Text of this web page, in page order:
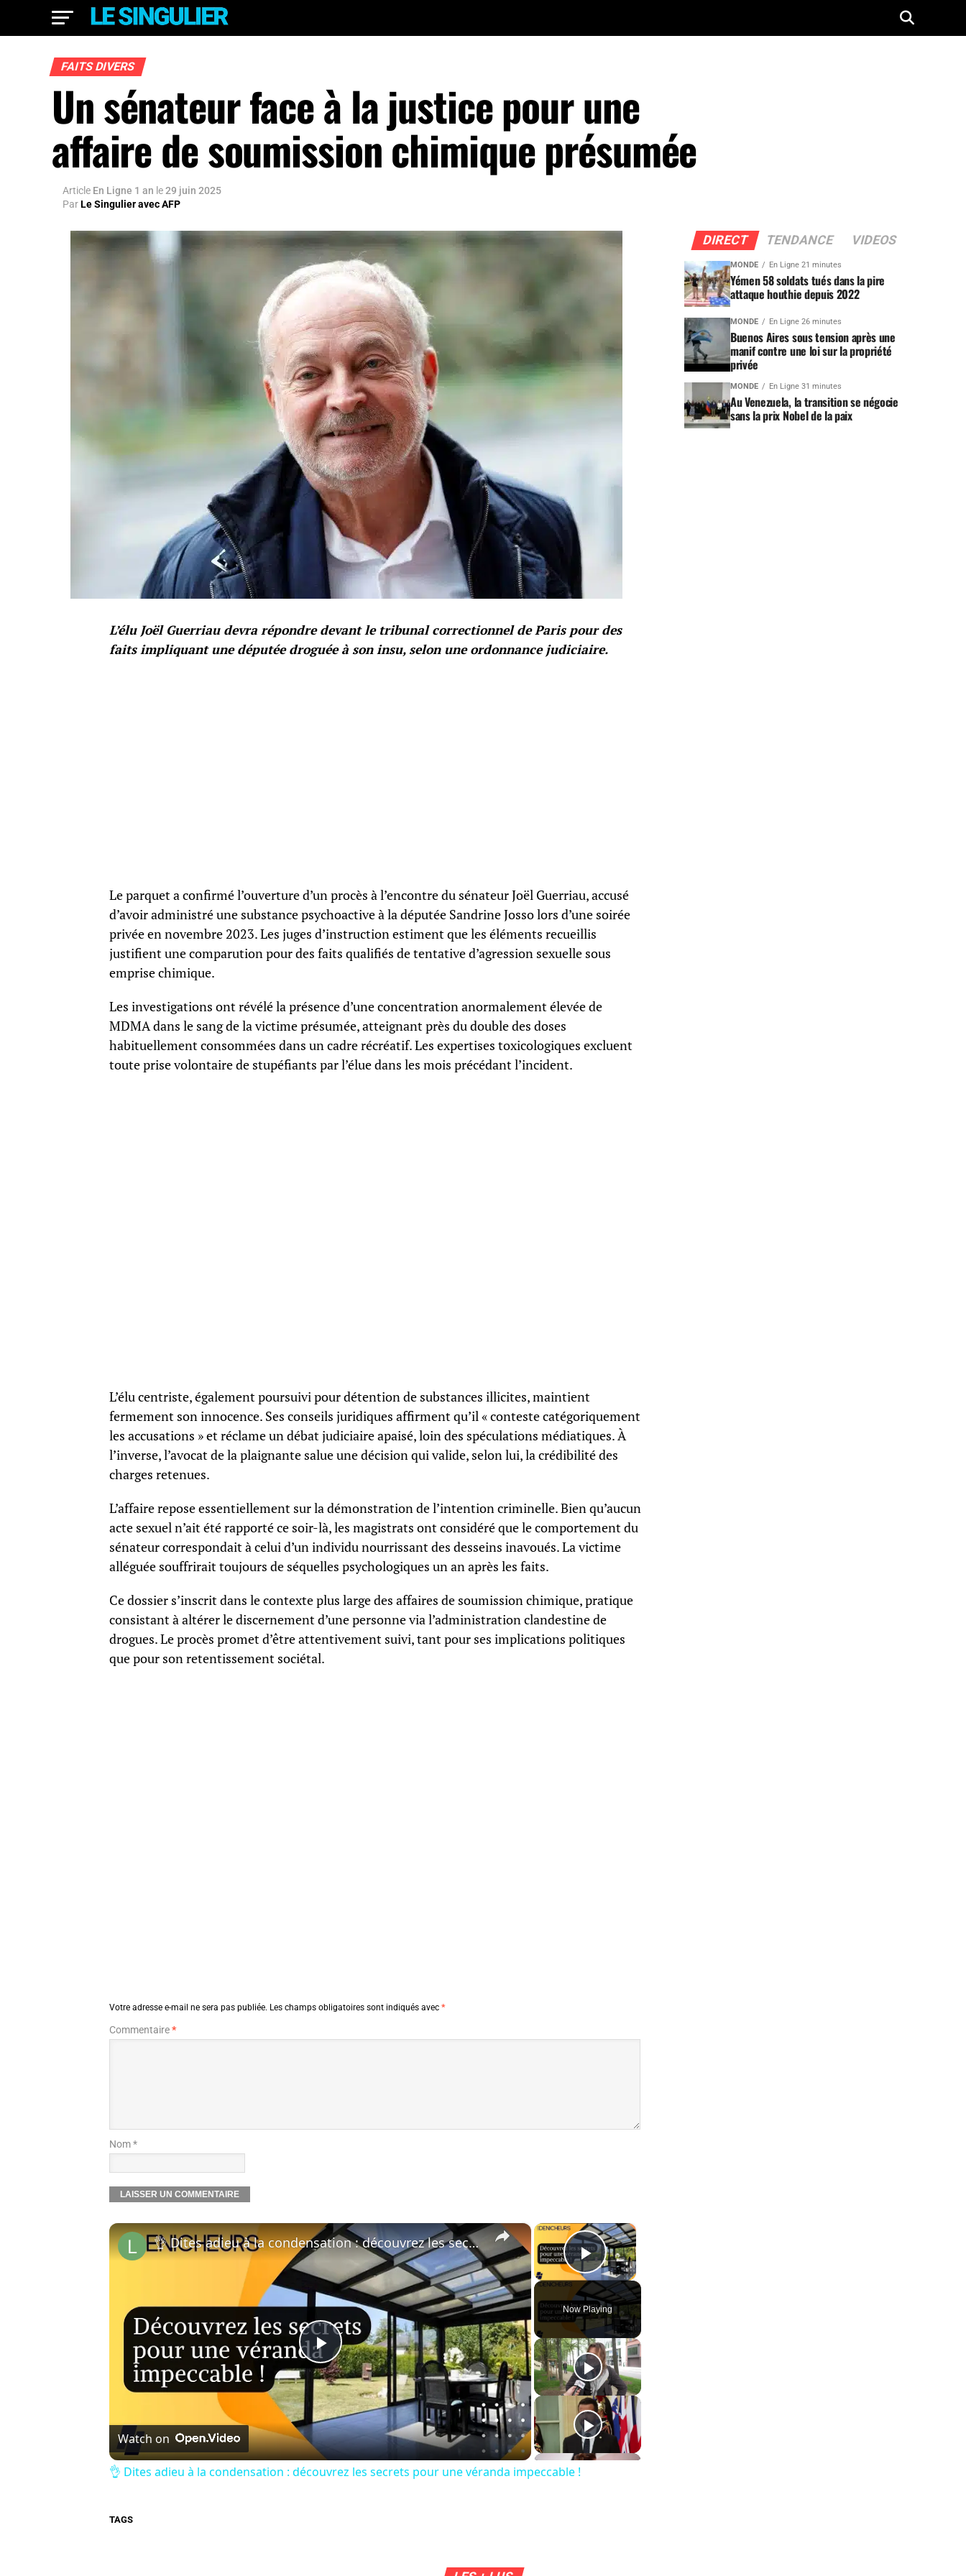
FAITS DIVERS
Un sénateur face à la justice pour une
affaire de soumission chimique présumée
Article En Ligne 1 an le29 juin 2025
ParLe Singulier avec AFP
L’élu Joël Guerriau devra répondre devant le tribunal correctionnel de Paris pour des
faits impliquant une députée droguée à son insu, selon une ordonnance judiciaire.
Le parquet a confirmé l’ouverture d’un procès à l’encontre du sénateur Joël Guerriau, accusé
d’avoir administré une substance psychoactive à la députée Sandrine Josso lors d’une soirée
privée en novembre 2023. Les juges d’instruction estiment que les éléments recueillis
justifient une comparution pour des faits qualifiés de tentative d’agression sexuelle sous
emprise chimique.
Les investigations ont révélé la présence d’une concentration anormalement élevée de
MDMA dans le sang de la victime présumée, atteignant près du double des doses
habituellement consommées dans un cadre récréatif. Les expertises toxicologiques excluent
toute prise volontaire de stupéfiants par l’élue dans les mois précédant l’incident.
L’élu centriste, également poursuivi pour détention de substances illicites, maintient
fermement son innocence. Ses conseils juridiques affirment qu’il « conteste catégoriquement
les accusations » et réclame un débat judiciaire apaisé, loin des spéculations médiatiques. À
l’inverse, l’avocat de la plaignante salue une décision qui valide, selon lui, la crédibilité des
charges retenues.
L’affaire repose essentiellement sur la démonstration de l’intention criminelle. Bien qu’aucun
acte sexuel n’ait été rapporté ce soir-là, les magistrats ont considéré que le comportement du
sénateur correspondait à celui d’un individu nourrissant des desseins inavoués. La victime
alléguée souffrirait toujours de séquelles psychologiques un an après les faits.
Ce dossier s’inscrit dans le contexte plus large des affaires de soumission chimique, pratique
consistant à altérer le discernement d’une personne via l’administration clandestine de
drogues. Le procès promet d’être attentivement suivi, tant pour ses implications politiques
que pour son retentissement sociétal.
Votre adresse e-mail ne sera pas publiée. Les champs obligatoires sont indiqués avec *
Commentaire*
Nom *
×
Play Video
Now Playing
×
Play
Video
👌 Dites adieu à la condensation : découvrez les secrets pour une véranda impeccable !
Watch on
👌 Dites adieu à la condensation : découvrez les secrets pour une véranda impeccable !
TAGS
DIRECT TENDANCE VIDEOS
MONDE En Ligne 21 minutes
Yémen 58 soldats tués dans la pire
attaque houthie depuis 2022
MONDE En Ligne 26 minutes
Buenos Aires sous tension après une
manif contre une loi sur la propriété
privée
MONDE En Ligne 31 minutes
Au Venezuela, la transition se négocie
sans la prix Nobel de la paix